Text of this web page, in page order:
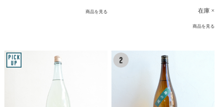
商品を見る 在庫 ×
商品を見る